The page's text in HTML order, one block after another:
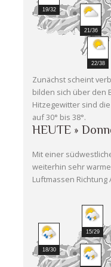
19/32
21/36
22/38
Zunächst scheint
bilden sich über den
Hitzegewitter sind
auf 30° bis 38°.
HEUTE »
Mit einer
weiterhin sehr
Luftmassen Richtung
18/30
15/29